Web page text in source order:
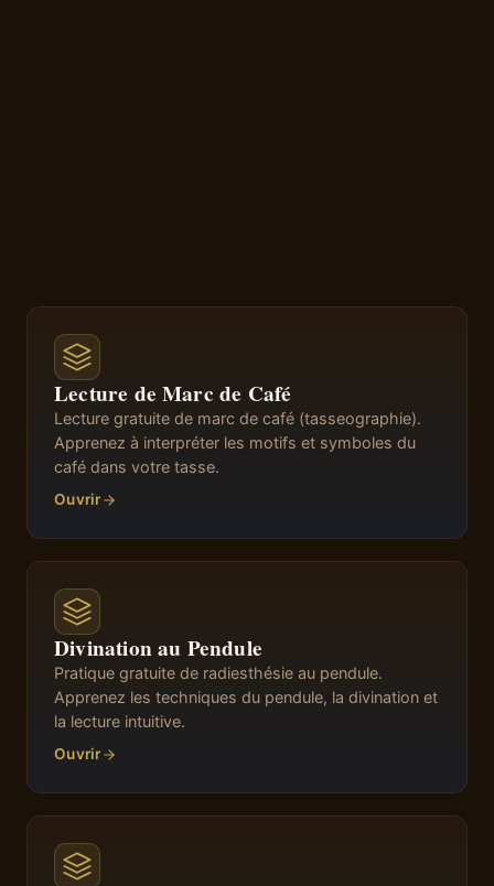
Lecture de Marc de Café
Lecture gratuite de marc de café (tasseographie).
Apprenez à interpréter les motifs et symboles du
café dans votre tasse.
Ouvrir
Divination au Pendule
Pratique gratuite de radiesthésie au pendule.
Apprenez les techniques du pendule, la divination et
la lecture intuitive.
Ouvrir